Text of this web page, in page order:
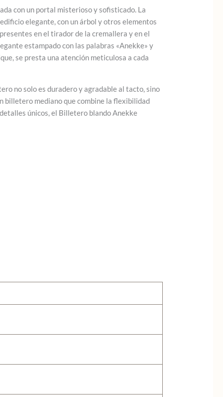
con un portal misterioso y sofisticado. La
elegante, con un árbol y otros elementos
en el tirador de la cremallera y en el
estampado con las palabras «Anekke» y
se presta una atención meticulosa a cada
no solo es duradero y agradable al tacto, sino
billetero mediano que combine la flexibilidad
únicos, el Billetero blando Anekke